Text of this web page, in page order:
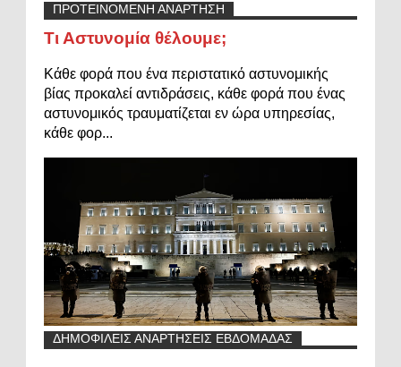
ΠΡΟΤΕΙΝΟΜΕΝΗ ΑΝΑΡΤΗΣΗ
Τι Αστυνομία θέλουμε;
Κάθε φορά που ένα περιστατικό αστυνομικής
βίας προκαλεί αντιδράσεις, κάθε φορά που ένας
αστυνομικός τραυματίζεται εν ώρα υπηρεσίας,
κάθε φορ...
ΔΗΜΟΦΙΛΕΙΣ ΑΝΑΡΤΗΣΕΙΣ ΕΒΔΟΜΑΔΑΣ